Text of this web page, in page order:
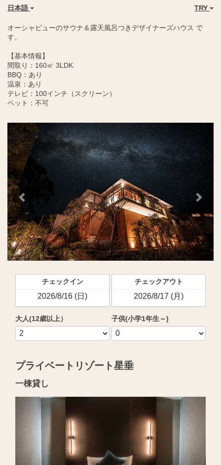
日本語 TRY
オーシャビューのサウナ＆露天風呂つきデザイナーズハウス で
す。
【基本情報】
間取り：160㎡ 3LDK
BBQ：あり
温泉：あり
テレビ：100インチ（スクリーン）
ペット：不可
Previous Next
チェックイン チェックアウト
大人(12歳以上） 子供(小学1年生～)
プライベートリゾート星垂
一棟貸し